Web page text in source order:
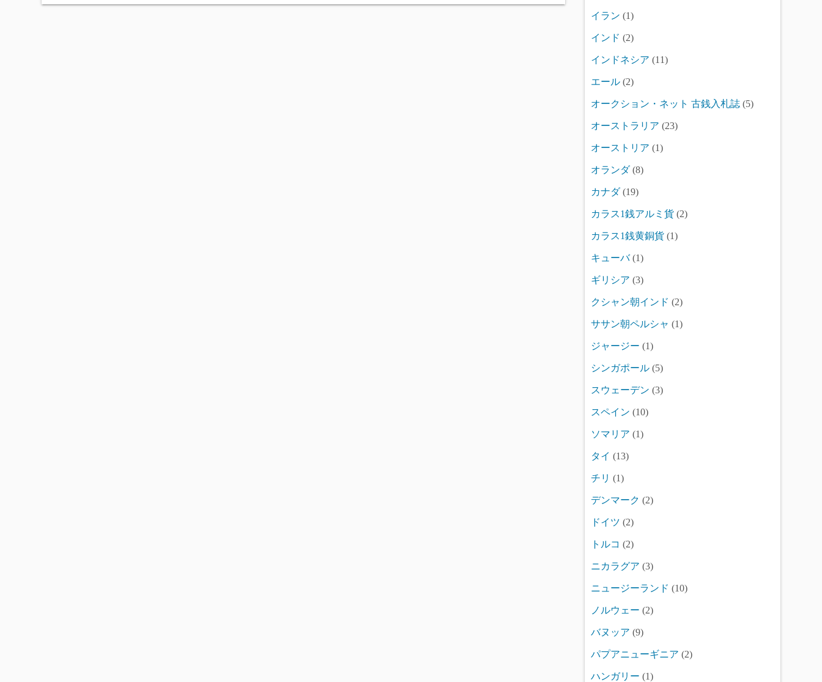
イラン (1)
インド (2)
インドネシア (11)
エール (2)
オークション・ネット 古銭入札誌 (5)
オーストラリア (23)
オーストリア (1)
オランダ(8)
カナダ(19)
カラス1銭アルミ貨 (2)
カラス1銭黄銅貨 (1)
キューバ(1)
ギリシア (3)
クシャン朝インド (2)
ササン朝ペルシャ (1)
ジャージー (1)
シンガポール (5)
スウェーデン (3)
スペイン (10)
ソマリア (1)
タイ (13)
チリ (1)
デンマーク (2)
ドイツ (2)
トルコ (2)
ニカラグア (3)
ニュージーランド (10)
ノルウェー (2)
バヌッア (9)
パプアニューギニア (2)
ハンガリー (1)